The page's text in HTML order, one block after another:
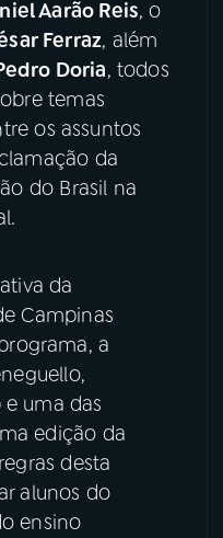
Aarão Reis, o
Ferraz, além
Doria, todos
temas
os assuntos
da
do Brasil na
da
Campinas
a
uma das
edição da
desta
alunos do
ensino